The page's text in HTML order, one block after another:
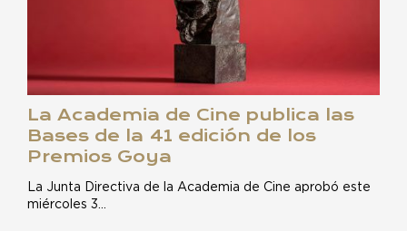
La Academia de Cine publica las
Bases de la 41 edición de los
Premios Goya
La Junta Directiva de la Academia de Cine aprobó este
miércoles 3…